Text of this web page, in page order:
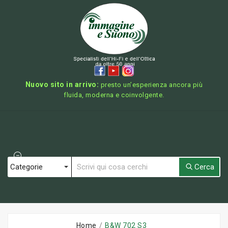
Nuovo sito in arrivo: presto un’esperienza ancora più
fluida, moderna e coinvolgente.
Cerca
Home B&W 702 S3